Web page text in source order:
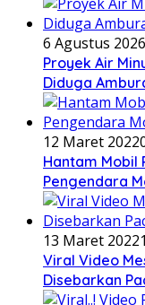
6 Agustus 2026
Proyek Air
Diduga
12 Maret 2022
Hantam Mobil
Pengendara
13 Maret 2022
Viral Video
Disebarkan